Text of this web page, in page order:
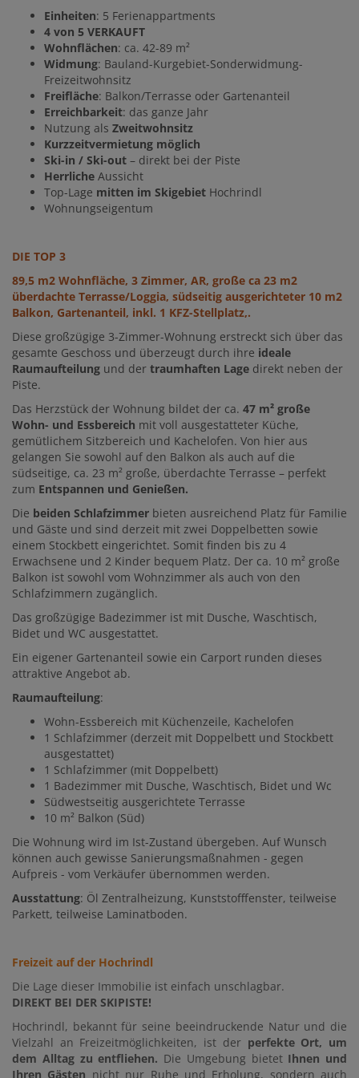
Einheiten: 5 Ferienappartments
4 von 5 VERKAUFT
Wohnflächen: ca. 42-89 m²
Widmung: Bauland-Kurgebiet-Sonderwidmung-
Freizeitwohnsitz
Freifläche: Balkon/Terrasse oder Gartenanteil
Erreichbarkeit: das ganze Jahr
Nutzung als Zweitwohnsitz
Kurzzeitvermietung möglich
Ski-in / Ski-out – direkt bei der Piste
Herrliche Aussicht
Top-Lage mitten im Skigebiet Hochrindl
Wohnungseigentum
DIE TOP 3
89,5 m2 Wohnfläche, 3 Zimmer, AR, große ca 23 m2
überdachte Terrasse/Loggia, südseitig ausgerichteter 10 m2
Balkon, Gartenanteil, inkl. 1 KFZ-Stellplatz,.
Diese großzügige 3-Zimmer-Wohnung erstreckt sich über das
gesamte Geschoss und überzeugt durch ihre ideale
Raumaufteilung und der traumhaften Lage direkt neben der
Piste.
Das Herzstück der Wohnung bildet der ca. 47 m² große
Wohn- und Essbereich mit voll ausgestatteter Küche,
gemütlichem Sitzbereich und Kachelofen. Von hier aus
gelangen Sie sowohl auf den Balkon als auch auf die
südseitige, ca. 23 m² große, überdachte Terrasse – perfekt
zum Entspannen und Genießen.
Die beiden Schlafzimmer bieten ausreichend Platz für Familie
und Gäste und sind derzeit mit zwei Doppelbetten sowie
einem Stockbett eingerichtet. Somit finden bis zu 4
Erwachsene und 2 Kinder bequem Platz. Der ca. 10 m² große
Balkon ist sowohl vom Wohnzimmer als auch von den
Schlafzimmern zugänglich.
Das großzügige Badezimmer ist mit Dusche, Waschtisch,
Bidet und WC ausgestattet.
Ein eigener Gartenanteil sowie ein Carport runden dieses
attraktive Angebot ab.
Raumaufteilung:
Wohn-Essbereich mit Küchenzeile, Kachelofen
1 Schlafzimmer (derzeit mit Doppelbett und Stockbett
ausgestattet)
1 Schlafzimmer (mit Doppelbett)
1 Badezimmer mit Dusche, Waschtisch, Bidet und Wc
Südwestseitig ausgerichtete Terrasse
10 m² Balkon (Süd)
Die Wohnung wird im Ist-Zustand übergeben. Auf Wunsch
können auch gewisse Sanierungsmaßnahmen - gegen
Aufpreis - vom Verkäufer übernommen werden.
Ausstattung: Öl Zentralheizung, Kunststofffenster, teilweise
Parkett, teilweise Laminatboden.
Freizeit auf der Hochrindl
Die Lage dieser Immobilie ist einfach unschlagbar.
DIREKT BEI DER SKIPISTE!
Hochrindl, bekannt für seine beeindruckende Natur und die
Vielzahl an Freizeitmöglichkeiten, ist der perfekte Ort, um
dem Alltag zu entfliehen. Die Umgebung bietet Ihnen und
Ihren Gästen nicht nur Ruhe und Erholung, sondern auch